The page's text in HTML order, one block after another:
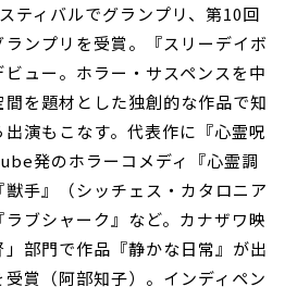
ティバルでグランプリ、第10回
ンプリを受賞。『スリーデイボ
ュー。ホラー・サスペンスを中
を題材とした独創的な作品で知
演もこなす。代表作に『心霊呪
発のホラーコメディ『心霊調
手』（シッチェス・カタロニア
ブシャーク』など。カナザワ映
部門で作品『静かな日常』が出
賞（阿部知子）。インディペン